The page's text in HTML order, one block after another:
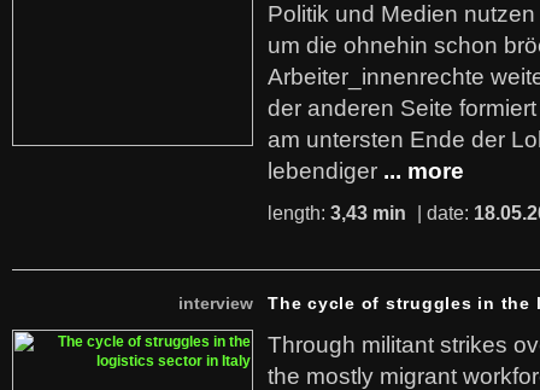
Politik und Medien
um die ohnehin schon
Arbeiter_innenrechte
der anderen Seite
am untersten Ende der
lebendiger ... more
length: 3,43 min | date:
interview The cycle of struggles in
Through militant strikes
the mostly migrant